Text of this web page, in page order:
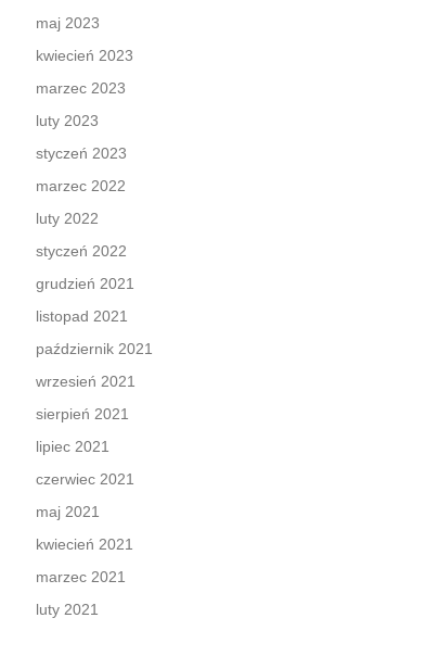
maj 2023
kwiecień 2023
marzec 2023
luty 2023
styczeń 2023
marzec 2022
luty 2022
styczeń 2022
grudzień 2021
listopad 2021
październik 2021
wrzesień 2021
sierpień 2021
lipiec 2021
czerwiec 2021
maj 2021
kwiecień 2021
marzec 2021
luty 2021